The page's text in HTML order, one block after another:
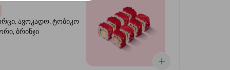
ავოკადო, ტობიკო
ბრინჯი